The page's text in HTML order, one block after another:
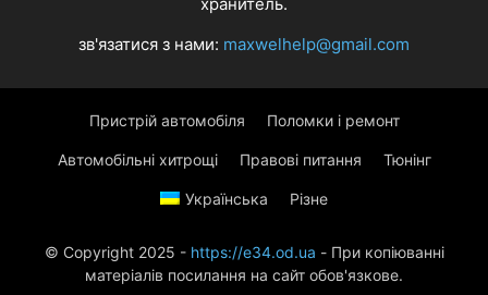
зв'язатися з нами: maxwelhelp@gmail.com
Пристрій автомобіля Поломки і ремонт
Автомобільні хитрощі Правові питання Тюнінг
Українська Різне
© Copyright 2025 - https://e34.od.ua - При копіюванні
матеріалів посилання на сайт обов'язкове.